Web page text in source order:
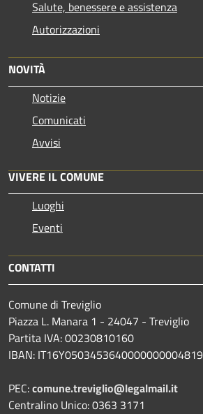
Salute, benessere e assistenza
Autorizzazioni
NOVITÀ
Notizie
Comunicati
Avvisi
VIVERE IL COMUNE
Luoghi
Eventi
CONTATTI
Comune di Treviglio
Piazza L. Manara 1 - 24047 - Treviglio
Partita IVA: 00230810160
IBAN: IT16Y0503453640000000004819
PEC:comune.treviglio@legalmail.it
Centralino Unico: 0363 3171